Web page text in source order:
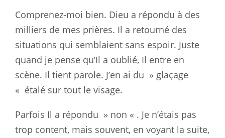
Comprenez-moi bien. Dieu a répondu à des
milliers de mes prières. Il a retourné des
situations qui semblaient sans espoir. Juste
quand je pense qu’Il a oublié, Il entre en
scène. Il tient parole. J’en ai du » glaçage
« étalé sur tout le visage.
Parfois Il a répondu » non « . Je n’étais pas
trop content, mais souvent, en voyant la suite,